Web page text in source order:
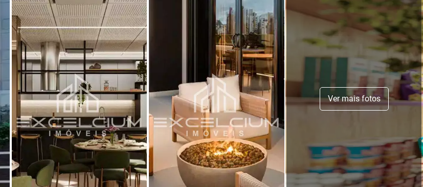
Ver mais fotos